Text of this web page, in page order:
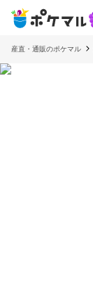
産直・通販のポケマル